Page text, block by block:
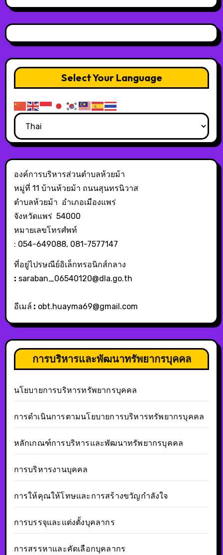
Select Your Language
องค์การบริหารส่วนตำบลห้วยม้า
หมู่ที่ 11 บ้านห้วยม้า ถนนสุนทรนิวาส
ตำบลห้วยม้า อำเภอเมืองแพร่
จังหวัดแพร่ 54000
หมายเลขโทรศํพท์
: 054-649088, 081-7577147
ที่อยู่ไปรษณีย์อิเล็กทรอนิกส์กลาง
: saraban_06540120@dla.go.th
อีเมล์ : obt.huayma69@gmail.com
การบริหารและพัฒนาทรัพยากรบุคคล
นโยบายการบริหารทรัพยากรบุคคล
การดำเนินการตามนโยบายการบริหารทรัพยากรบุคคล
หลักเกณฑ์การบริหารและพัฒนาทรัพยากรบุคคล
การบริหารงานบุคคล
การให้คุณให้โทษและการสร้างขวัญกำลังใจ
การบรรจุและแต่งตั้งบุคลากร
การสรรหาและคัดเลือกบุคลากร